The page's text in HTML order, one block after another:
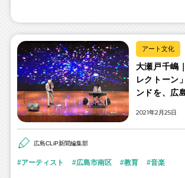
アート文化
大瀬戸千嶋
レクトーン
ンドを、広
2021年2月25日
広島CLiP新聞編集部
アーティスト 広島市南区 教育 音楽